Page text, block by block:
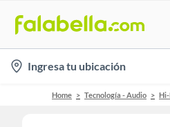
location-
icon
Ingresa tu ubicación
Home Tecnología - Audio